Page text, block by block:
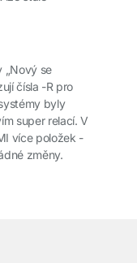
„Nový se
čísla -R pro
byly
super relací. V
více položek -
změny.